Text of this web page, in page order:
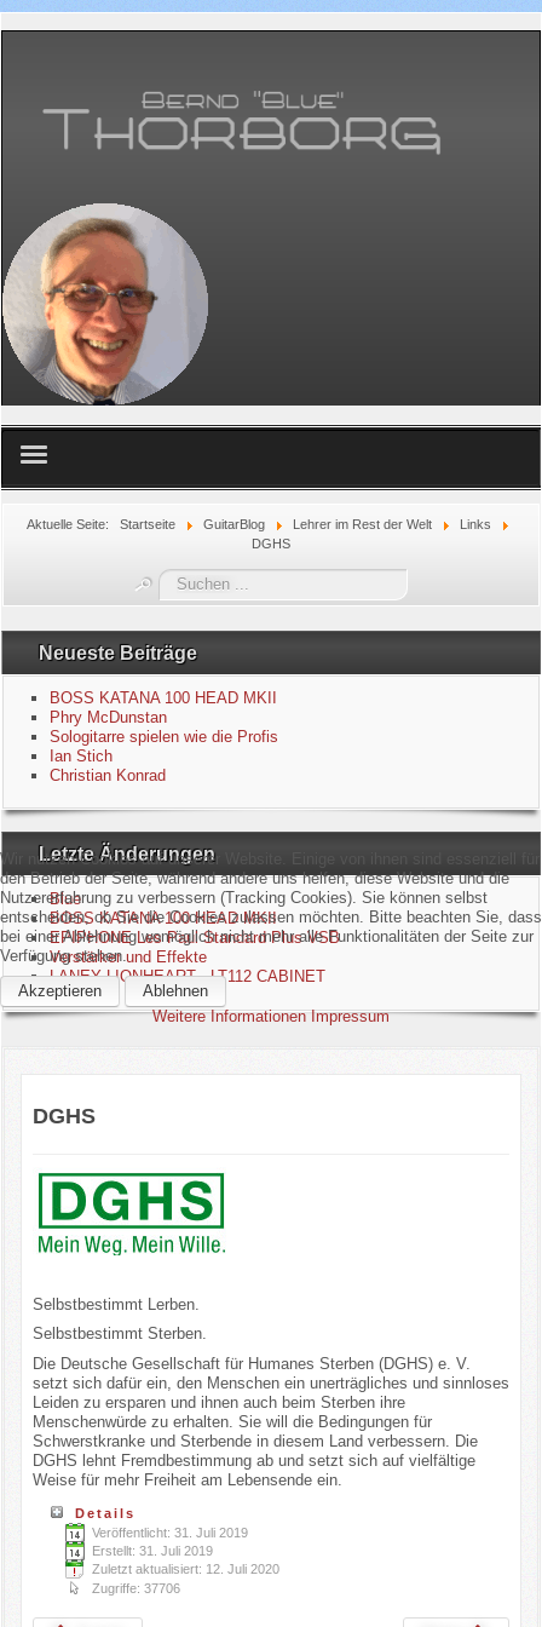
Equipment
GuitarBlog
Kontakt
Impressum
Datenschutzerklärung
Links
Gästebuch
Aktuelle Seite: Startseite GuitarBlog Lehrer im Rest der Welt
Links
DGHS
Suchen
...
Neueste Beiträge
BOSS KATANA 100 HEAD MKII
Phry McDunstan
Sologitarre spielen wie die Profis
Ian Stich
Christian Konrad
Letzte Änderungen
Blue
BOSS KATANA 100 HEAD MKII
EPIPHONE Les Paul Standard Plus VSB
Verstärker und Effekte
LANEY LIONHEART - LT112 CABINET
DGHS
Selbstbestimmt Lerben.
Selbstbestimmt Sterben.
Die Deutsche Gesellschaft für Humanes Sterben (DGHS) e. V.
setzt sich dafür ein, den Menschen ein unerträgliches und sinnloses
Leiden zu ersparen und ihnen auch beim Sterben ihre
Menschenwürde zu erhalten. Sie will die Bedingungen für
Schwerstkranke und Sterbende in diesem Land verbessern. Die
DGHS lehnt Fremdbestimmung ab und setzt sich auf vielfältige
Weise für mehr Freiheit am Lebensende ein.
Details
Veröffentlicht: 31. Juli 2019
Erstellt: 31. Juli 2019
Zuletzt aktualisiert: 12. Juli 2020
Zugriffe: 37706
Wir nutzen Cookies auf unserer Website. Einige von ihnen sind essenziell für
den Betrieb der Seite, während andere uns helfen, diese Website und die
Nutzererfahrung zu verbessern (Tracking Cookies). Sie können selbst
entscheiden, ob Sie die Cookies zulassen möchten. Bitte beachten Sie, dass
bei einer Ablehnung womöglich nicht mehr alle Funktionalitäten der Seite zur
Verfügung stehen.
Akzeptieren
Ablehnen
Weitere Informationen Impressum